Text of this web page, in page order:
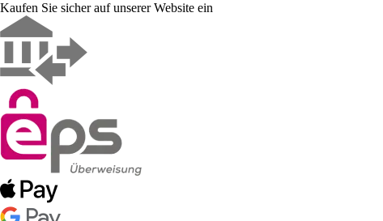
Kaufen Sie sicher auf unserer Website ein